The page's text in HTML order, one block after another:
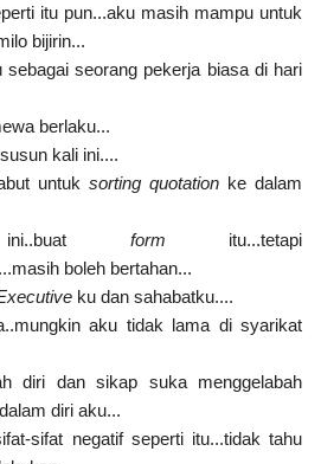
itu pun...aku masih mampu untuk
bijirin...
sebagai seorang pekerja biasa di hari
berlaku...
kali ini....
untuk sorting quotation ke dalam
form itu...tetapi
boleh bertahan...
ku dan sahabatku....
aku tidak lama di syarikat
diri dan sikap suka menggelabah
diri aku...
sifat negatif seperti itu...tidak tahu